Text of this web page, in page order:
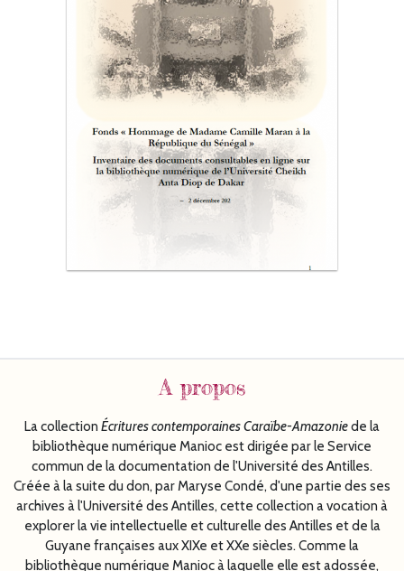
A propos
La collection Écriturescontemporaines Caraïbe-Amazoniede la
bibliothèque numérique Manioc est dirigée par le Service
commun de la documentation de l'Université des Antilles.
Créée à la suite du don, par Maryse Condé, d'une partie des ses
archives à l'Université des Antilles, cette collection a vocation à
explorer la vie intellectuelle et culturelle des Antilles et de la
Guyane françaises aux XIXe et XXe siècles. Comme la
bibliothèque numérique Manioc à laquelle elle est adossée,